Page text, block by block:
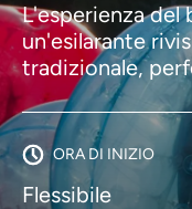
L'esperienza
un'esilarante
tradizionale,
ORA DI INIZIO
Flessibile